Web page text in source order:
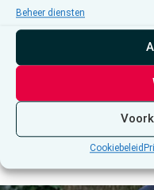
Beheer diensten
Cookiebeleid
“Dromen van